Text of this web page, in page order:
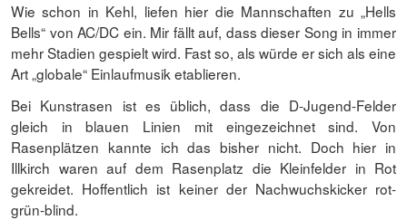
Wie schon in Kehl, liefen hier die Mannschaften zu „Hells
Bells“ von AC/DC ein. Mir fällt auf, dass dieser Song in immer
mehr Stadien gespielt wird. Fast so, als würde er sich als eine
Art „globale“ Einlaufmusik etablieren.
Bei Kunstrasen ist es üblich, dass die D-Jugend-Felder
gleich in blauen Linien mit eingezeichnet sind. Von
Rasenplätzen kannte ich das bisher nicht. Doch hier in
Illkirch waren auf dem Rasenplatz die Kleinfelder in Rot
gekreidet. Hoffentlich ist keiner der Nachwuchskicker rot-
grün-blind.